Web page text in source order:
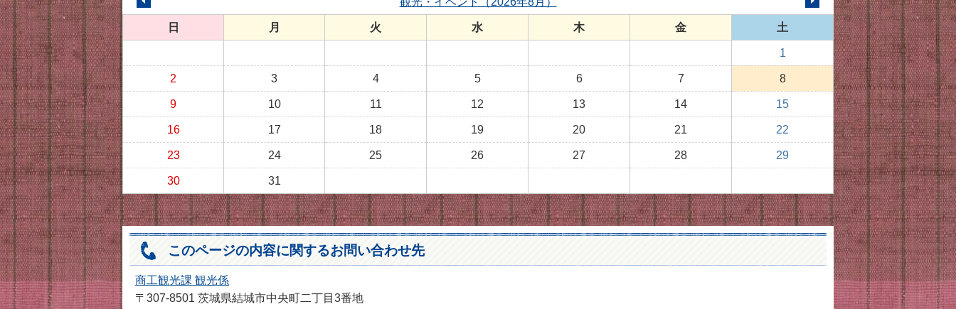
次の月へ
日 月 火 水 木 金 土
1
2 3 4 5 6 7 8
9 10 11 12 13 14 15
16 17 18 19 20 21 22
23 24 25 26 27 28 29
30 31
このページの内容に関するお問い合わせ先
商工観光課 観光係
〒307-8501 茨城県結城市中央町二丁目3番地